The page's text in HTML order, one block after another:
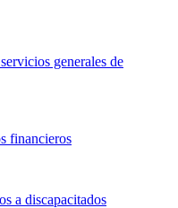
generales de
financieros
a discapacitados